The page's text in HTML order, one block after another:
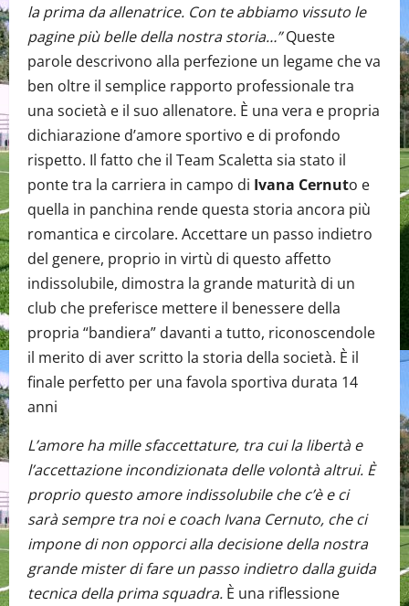
la prima da allenatrice. Con te abbiamo vissuto le
pagine più belle della nostra storia…”Queste
parole descrivono alla perfezione un legame che va
ben oltre il semplice rapporto professionale tra
una società e il suo allenatore. È una vera e propria
dichiarazione d’amore sportivo e di profondo
rispetto. Il fatto che il Team Scaletta sia stato il
ponte tra la carriera in campo di Ivana Cernuto e
quella in panchina rende questa storia ancora più
romantica e circolare. Accettare un passo indietro
del genere, proprio in virtù di questo affetto
indissolubile, dimostra la grande maturità di un
club che preferisce mettere il benessere della
propria “bandiera” davanti a tutto, riconoscendole
il merito di aver scritto la storia della società. È il
finale perfetto per una favola sportiva durata 14
anni
L’amore ha mille sfaccettature, tra cui la libertà e
l’accettazione incondizionata delle volontà altrui. È
proprio questo amore indissolubile che c’è e ci
sarà sempre tra noi e coach Ivana Cernuto, che ci
impone di non opporci alla decisione della nostra
grande mister di fare un passo indietro dalla guida
tecnica della prima squadra. È una riflessione